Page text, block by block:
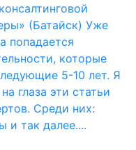
(Батайск) Уже
попадается
которые
5-10 лет. Я
глаза эти статьи
Среди них:
и так далее....